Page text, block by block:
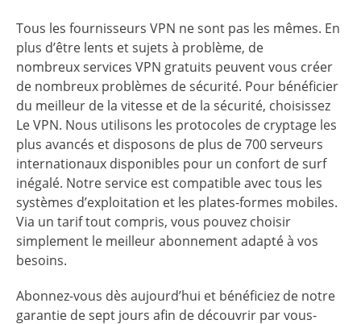
Tous les fournisseurs VPN ne sont pas les mêmes. En
plus d’être lents et sujets à problème, de
nombreuxservices VPN gratuits peuvent vous créer
de nombreux problèmes de sécurité. Pour bénéficier
du meilleur de la vitesse et de la sécurité, choisissez
Le VPN. Nous utilisons les protocoles de cryptage les
plus avancés et disposons de plus de 700 serveurs
internationaux disponibles pour un confort de surf
inégalé. Notre service est compatible avec tous les
systèmes d’exploitation et les plates-formes mobiles.
Via un tarif tout compris, vous pouvez choisir
simplement le meilleur abonnement adapté à vos
besoins.
Abonnez-vous dès aujourd’hui et bénéficiez de notre
garantie de sept jours afin de découvrir par vous-